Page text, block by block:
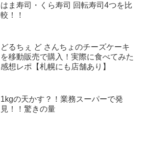
はま寿司・くら寿司 回転寿司4つを比
較！！
どるちぇ ど さんちょのチーズケーキ
を移動販売で購入！実際に食べてみた
感想レポ【札幌にも店舗あり】
1kgの天かす？！業務スーパーで発
見！！驚きの量